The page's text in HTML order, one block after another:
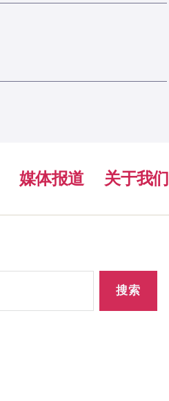
媒体报道 关于我们